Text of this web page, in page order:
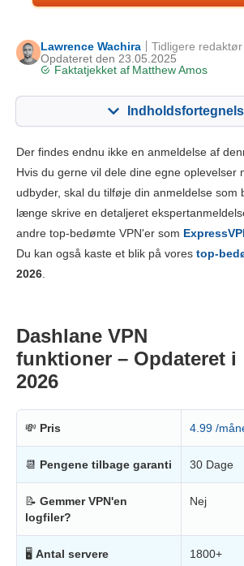
Lawrence Wachira
Opdateret den 23.05.2025
Faktatjekket af Matthew Amos
Tidligere redaktør
Nøglefunktioner 8.5
Installation og apps 8.5
Pålidelighed og support 7.5
Der findes endnu ikke en anmeldelse af
Hvis du gerne vil dele dine egne oplevelser
udbyder, skal du tilføje din anmeldelse som
længe skrive en detaljeret
andre top-bedømte VPN'er som
Du kan også kaste et blik på vores top-
2026.
Dashlane VPN
funktioner – Opdateret i
2026
💸 Pris 4.99 /
📆 Pengene tilbage garanti 30 Dage
📝 Gemmer VPN'en
logfiler?
Nej
🖥 Antal servere 1800+